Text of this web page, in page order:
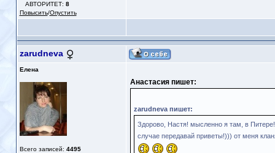
АВТОРИТЕТ: 8
Повысить/Опустить
zarudneva
Елена
Всего записей: 4495
Анастасия пишет:
zarudneva пишет:
Здорово, Настя! мысленно я там, в
случае передавай приветы!))) от меня